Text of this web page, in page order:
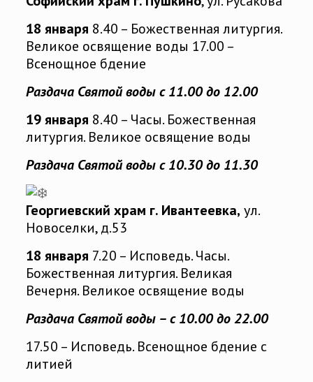
18 января 8.40 – Божественная литургия.
Великое освящение воды 17.00 –
Всенощное бдение
Раздача Святой воды с 11.00 до 12.00
19 января 8.40 – Часы. Божественная
литургия. Великое освящение воды
Раздача Святой воды с 10.30 до 11.30
Георгиевский храм г. Ивантеевка, ул.
Новоселки, д.53
18 января 7.20 – Исповедь. Часы.
Божественная литургия. Великая
Вечерня. Великое освящение воды
Раздача Святой воды – с 10.00 до 22.00
17.50 – Исповедь. Всенощное бдение с
литией